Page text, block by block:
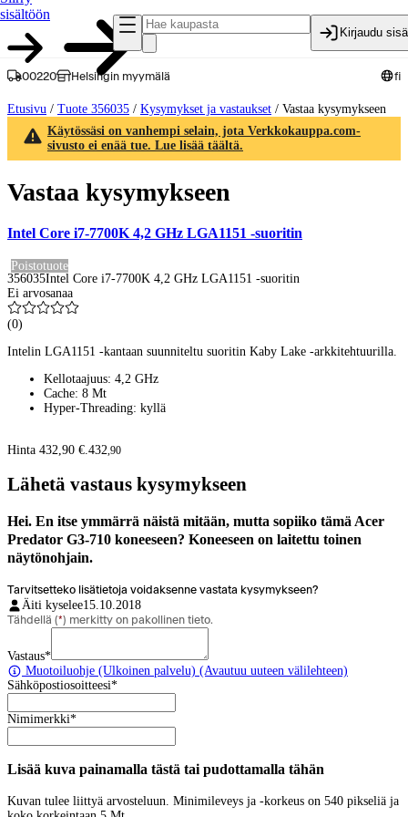
sisältöön
Kirjaudu
00220 Helsingin myymälä fi
Etusivu / Tuote 356035 / Kysymykset ja vastaukset / Vastaa kysymykseen
Käytössäsi on vanhempi selain, jota Verkkokauppa.com-
sivusto ei enää tue. Lue lisää täältä.
Vastaa kysymykseen
Intel Core i7-7700K 4,2 GHz LGA1151 -suoritin
Poistotuote
356035Intel Core i7-7700K 4,2 GHz LGA1151 -suoritin
Ei arvosanaa
(0)
Intelin LGA1151 -kantaan suunniteltu suoritin Kaby Lake -arkkitehtuurilla.
Kellotaajuus: 4,2 GHz
Cache: 8 Mt
Hyper-Threading: kyllä
Hinta 432,90 €. 432,90
Lähetä vastaus kysymykseen
Hei. En itse ymmärrä näistä mitään, mutta sopiiko tämä Acer
Predator G3-710 koneeseen? Koneeseen on laitettu toinen
näytönohjain.
Tarvitsetteko lisätietoja voidaksenne vastata kysymykseen?
Äiti kyselee15.10.2018
Tähdellä (*) merkitty on pakollinen tieto.
Vastaus*
Muotoiluohje (Ulkoinen palvelu) (Avautuu uuteen välilehteen)
Sähköpostiosoitteesi*
Nimimerkki*
Lisää kuva painamalla tästä tai pudottamalla tähän
Kuvan tulee liittyä arvosteluun. Minimileveys ja -korkeus on 540 pikseliä ja